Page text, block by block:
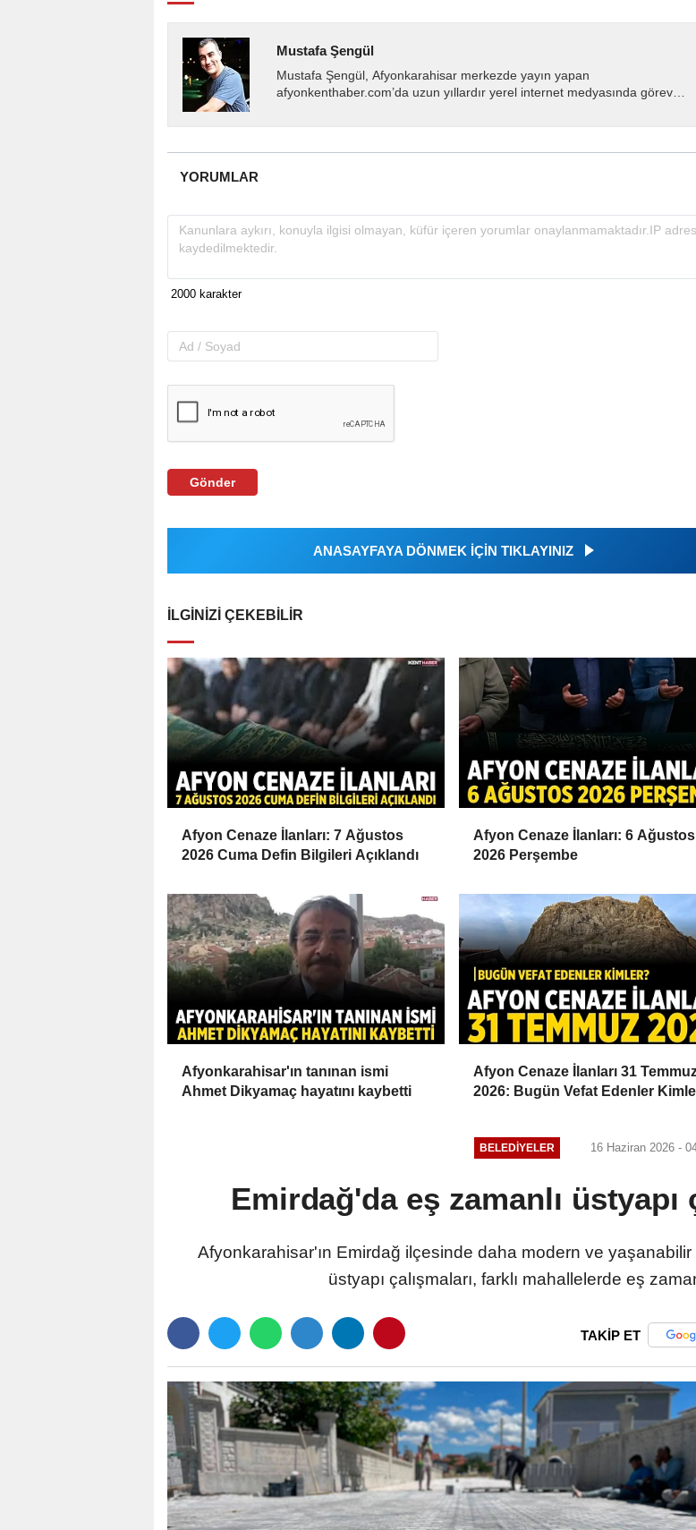
Mustafa Şengül
Mustafa Şengül, Afyonkarahisar merkezde yayın yapan
afyonkenthaber.com’da uzun yıllardır yerel internet medyasında görev
YORUMLAR
Gönder
ANASAYFAYA DÖNMEK İÇİN TIKLAYINIZ
İLGINIZI ÇEKEBILIR
Afyon Cenaze İlanları: 7 Ağustos
2026 Cuma Defin Bilgileri Açıklandı
Afyon Cenaze İlanları: 6 Ağustos
2026 Perşembe
Afyonkarahisar'ın tanınan ismi
Ahmet Dikyamaç hayatını kaybetti
Afyon Cenaze İlanları 31
2026: Bugün Vefat Edenler
BELEDIYELER 16 Haziran 2026 -
Emirdağ'da eş zamanlı üstyapı
Afyonkarahisar'ın Emirdağ ilçesinde daha modern ve
üstyapı çalışmaları, farklı mahallelerde eş
TAKİP ET